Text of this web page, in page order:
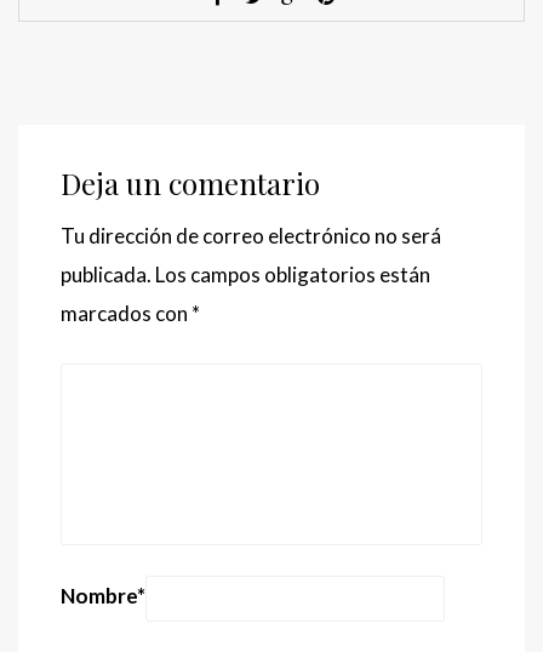
Deja un comentario
Tu dirección de correo electrónico no será
publicada. Los campos obligatorios están
marcados con *
Nombre*